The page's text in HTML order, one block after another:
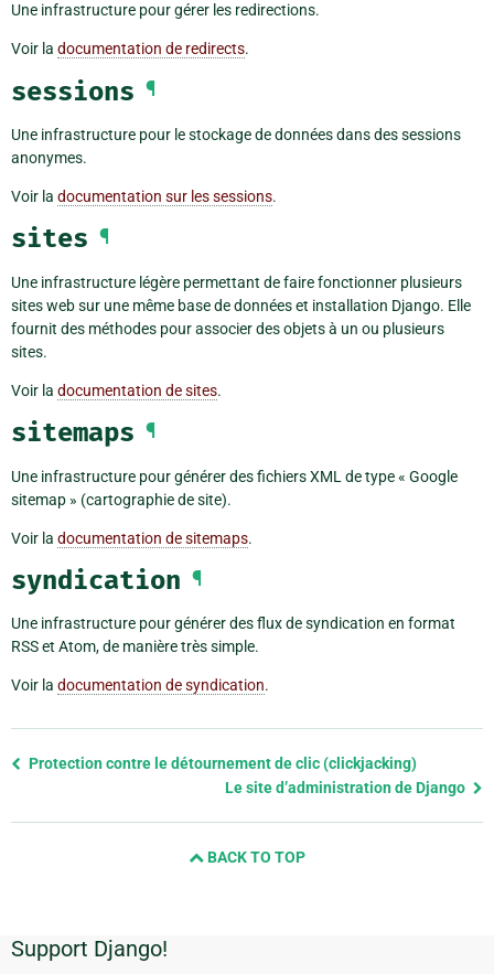
Une infrastructure pour gérer les redirections.
Voir la documentation de redirects.
sessions ¶
Une infrastructure pour le stockage de données dans des sessions
anonymes.
Voir la documentation sur les sessions.
sites ¶
Une infrastructure légère permettant de faire fonctionner plusieurs
sites web sur une même base de données et installation Django. Elle
fournit des méthodes pour associer des objets à un ou plusieurs
sites.
Voir la documentation de sites.
sitemaps ¶
Une infrastructure pour générer des fichiers XML de type « Google
sitemap » (cartographie de site).
Voir la documentation de sitemaps.
syndication ¶
Une infrastructure pour générer des flux de syndication en format
RSS et Atom, de manière très simple.
Voir la documentation de syndication.
Previous
Protection contre le détournement de clic (clickjacking)
Le site d’administration de Django
BACK TO TOP
Informations
Support Django!